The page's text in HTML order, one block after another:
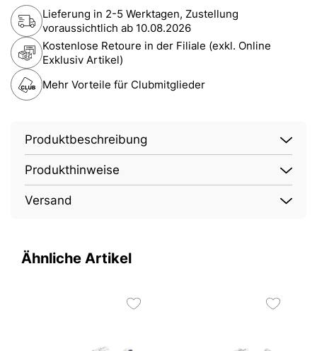
Lieferung in 2-5 Werktagen, Zustellung
voraussichtlich ab 10.08.2026
Kostenlose Retoure in der Filiale (exkl. Online
Exklusiv Artikel)
Mehr Vorteile für Clubmitglieder
Produktbeschreibung
Produkthinweise
Versand
Ähnliche Artikel